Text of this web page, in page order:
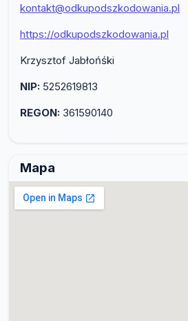
kontakt@odkupodszkodowania.pl
https://odkupodszkodowania.pl
Krzysztof Jabłońśki
NIP: 5252619813
REGON: 361590140
Mapa